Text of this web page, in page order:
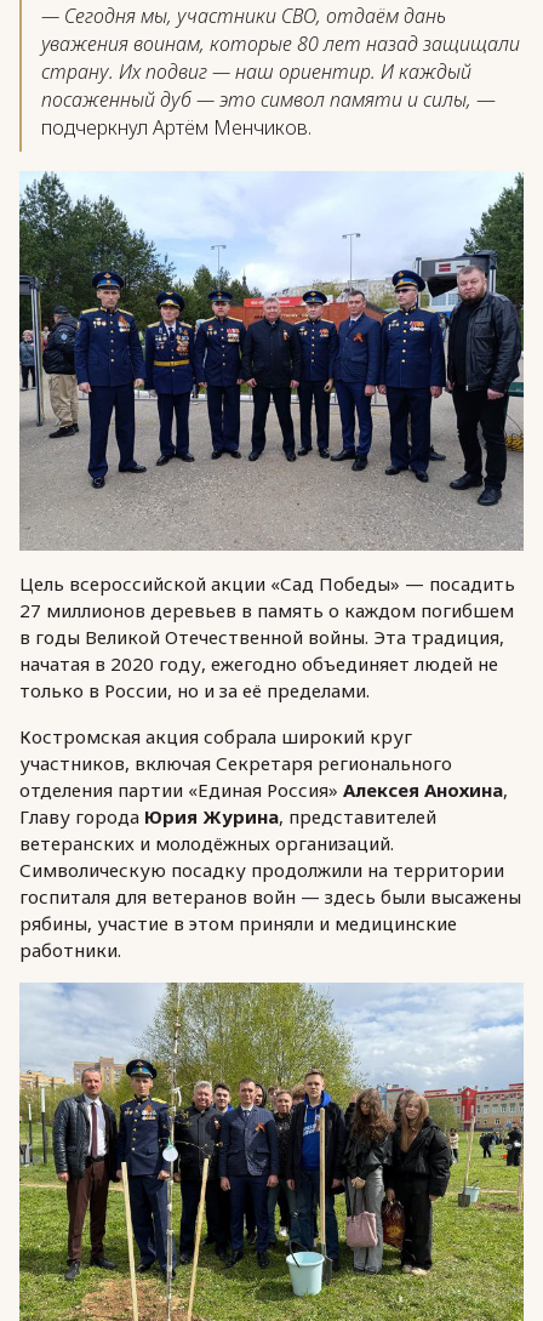
— Сегодня мы, участники СВО, отдаём дань
уважения воинам, которые 80 лет назад защищали
страну. Их подвиг — наш ориентир. И каждый
посаженный дуб — это символ памяти и силы, —
подчеркнул Артём Менчиков.
Цель всероссийской акции «Сад Победы» — посадить
27 миллионов деревьев в память о каждом погибшем
в годы Великой Отечественной войны. Эта традиция,
начатая в 2020 году, ежегодно объединяет людей не
только в России, но и за её пределами.
Костромская акция собрала широкий круг
участников, включая Секретаря регионального
отделения партии «Единая Россия» Алексея Анохина,
Главу города Юрия Журина, представителей
ветеранских и молодёжных организаций.
Символическую посадку продолжили на территории
госпиталя для ветеранов войн — здесь были высажены
рябины, участие в этом приняли и медицинские
работники.